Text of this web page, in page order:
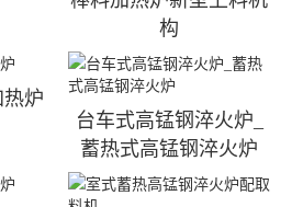
构
炉
台车式高锰钢淬火炉_
蓄热式高锰钢淬火炉